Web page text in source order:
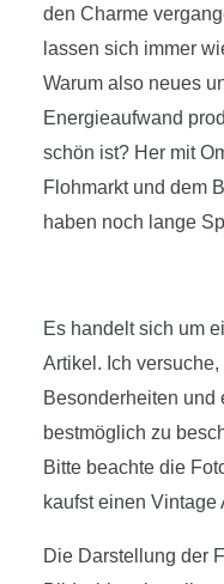
den Charme
lassen sich immer
Warum also neues
Energieaufwand
schön ist? Her mit
Flohmarkt und dem
haben noch lange
Es handelt sich um
Artikel. Ich
Besonderheiten
bestmöglich zu
Bitte beachte die
kaufst einen
Die Darstellung der